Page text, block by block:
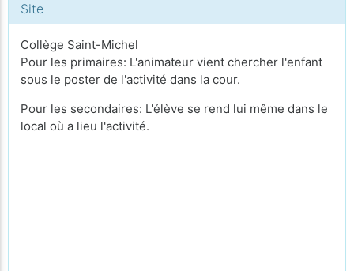
Site
Collège Saint-Michel
Pour les primaires: L'animateur vient chercher l'enfant
sous le poster de l'activité dans la cour.
Pour les secondaires: L'élève se rend lui même dans le
local où a lieu l'activité.